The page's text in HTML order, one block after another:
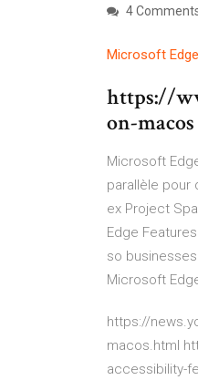
4
Microsoft Edge
https://
on-macos
Microsoft
parallèle pour
ex Project
Edge
so
Microsoft
https://
macos.html
accessibility-